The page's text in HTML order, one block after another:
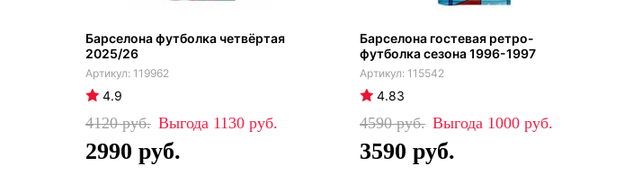
Барселона футболка четвёртая
2025/26
119962
4.9
4120 1130
2990
Барселона гостевая ретро-
футболка сезона 1996-1997
115542
4.83
4590 1000
3590